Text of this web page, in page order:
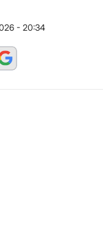
- 20:34